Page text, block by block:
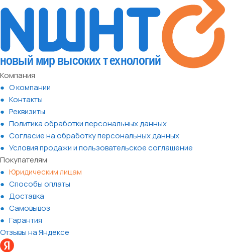
Компания
О компании
Контакты
Реквизиты
Политика обработки персональных данных
Согласие на обработку персональных данных
Условия продажи и пользовательское соглашение
Покупателям
Юридическим лицам
Способы оплаты
Доставка
Самовывоз
Гарантия
Отзывы на Яндексе